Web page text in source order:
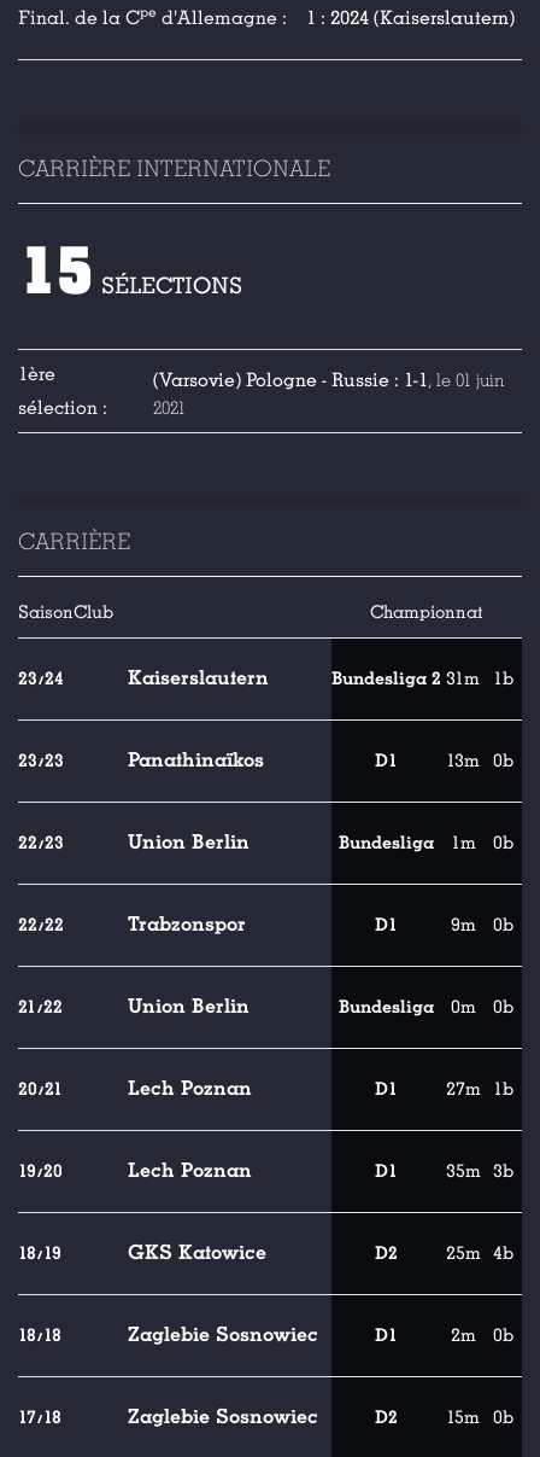
Final. de la Cpe d'Allemagne : 1 : 2024 (Kaiserslautern)
CARRIÈRE INTERNATIONALE
15 SÉLECTIONS
1ère
sélection :
(Varsovie) Pologne - Russie : 1-1, le 01 juin
2021
CARRIÈRE
SaisonClub Championnat
23/24 Kaiserslautern Bundesliga 2 31m 1b
23/23 Panathinaïkos D1 13m 0b
22/23 Union Berlin Bundesliga 1m 0b
22/22 Trabzonspor D1 9m 0b
21/22 Union Berlin Bundesliga 0m 0b
20/21 Lech Poznan D1 27m 1b
19/20 Lech Poznan D1 35m 3b
18/19 GKS Katowice D2 25m 4b
18/18 Zaglebie Sosnowiec D1 2m 0b
17/18 Zaglebie Sosnowiec D2 15m 0b